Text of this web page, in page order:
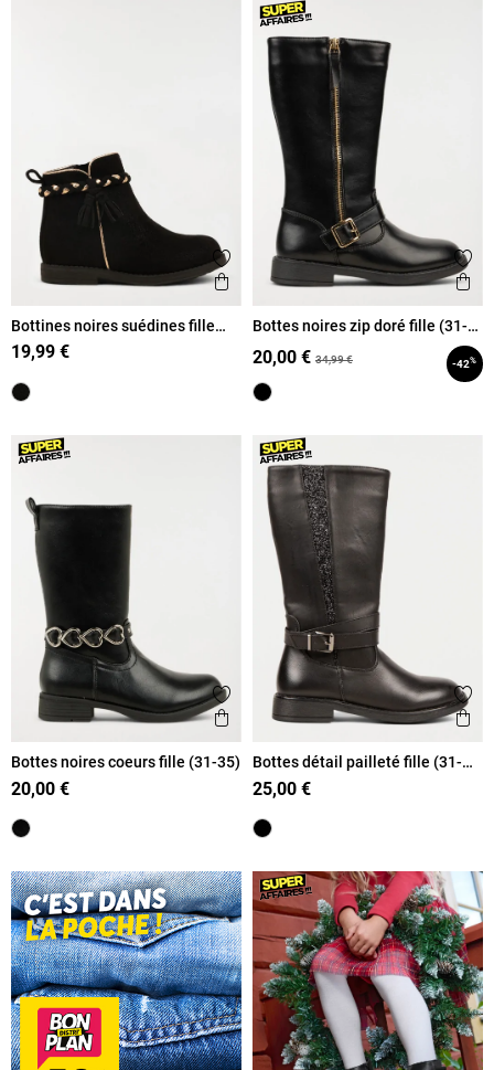
Ajouter aux favoris
Aperçu rapide
Bottines noires suédines fille
(31-36)
19,99 €
Bottes noires zip doré fille (31-
20,00 € 34,99 € -42%
Ajouter aux favoris
Aperçu rapide
Bottes noires coeurs fille (31-35)
20,00 €
Bottes détail pailleté fille (31-
35)
25,00 €